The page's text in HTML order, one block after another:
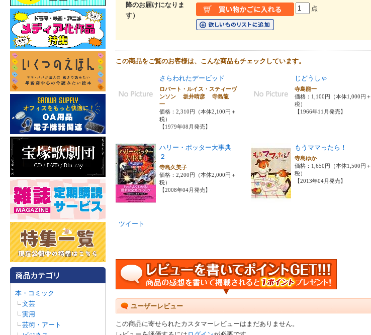
本・コミック
文芸
実用
芸術・アート
降のお届けになりま
す）
点
この商品をご覧のお客様は、こんな商品もチェックしています。
さらわれたデービッド
ロバート・ルイス・スティーヴ
ンソン 坂井晴彦 寺島龍
一
価格：2,310円（本体2,100円＋
税）
【1979年08月発売】
じどうしゃ
寺島龍一
価格：1,100円（本体1,000円＋
税）
【1966年11月発売】
ハリー・ポッター大事典
２
寺島久美子
価格：2,200円（本体2,000円＋
税）
【2008年04月発売】
もうママったら！
寺島ゆか
価格：1,650円（本体1,500円＋
税）
【2013年04月発売】
ツイート
ユーザーレビュー
この商品に寄せられたカスタマーレビューはまだありません。